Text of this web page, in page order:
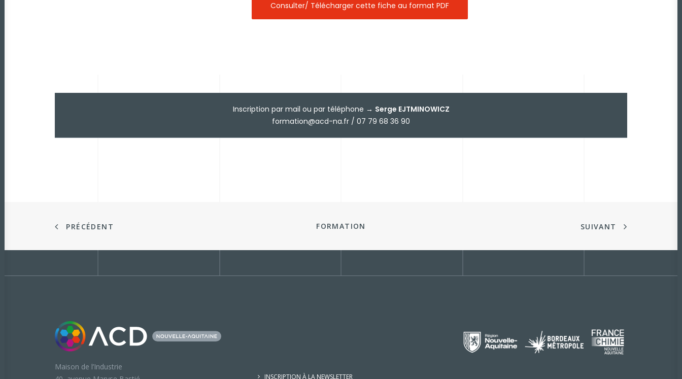
Consulter/ Télécharger cette fiche au format PDF
Inscription par mail ou par téléphone → Serge EJTMINOWICZ
formation@acd-na.fr / 07 79 68 36 90
PRÉCÉDENT FORMATION SUIVANT
Maison de l’Industrie
INSCRIPTION À LA NEWSLETTER